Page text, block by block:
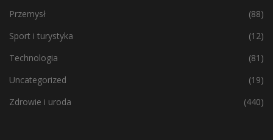
Przemysł
(88)
Sport i turystyka
(12)
Technologia
(81)
Uncategorized
(19)
Zdrowie i uroda
(440)